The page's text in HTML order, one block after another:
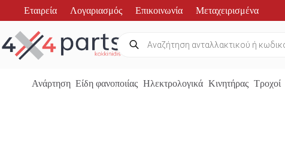
Εταιρεία Λογαριασμός Επικοινωνία Μεταχειρισμένα
Products
search
Ανάρτηση Είδη φανοποιίας Ηλεκτρολογικά Κινητήρας Τροχοί